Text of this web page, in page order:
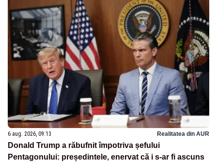
6 aug. 2026, 09:13 Realitatea din AUR
Donald Trump a răbufnit împotriva șefului
Pentagonului: președintele, enervat că i s-ar fi ascuns